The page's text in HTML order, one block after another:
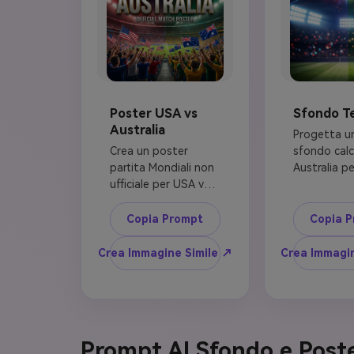
Poster USA vs
Australia
Crea un poster
partita Mondiali non
ufficiale per USA vs
Australia,
composizione
verticale 4:5. Mostra
due calciatori fittizi
che si fronteggiano
sinistra ed energia
Copia Prompt
Crea Immagine Simile ↗
Sfondo
Progetta
sfondo
Australia
telefono,
verticale
una
stadio
scie
luminoso
Copia
Crea